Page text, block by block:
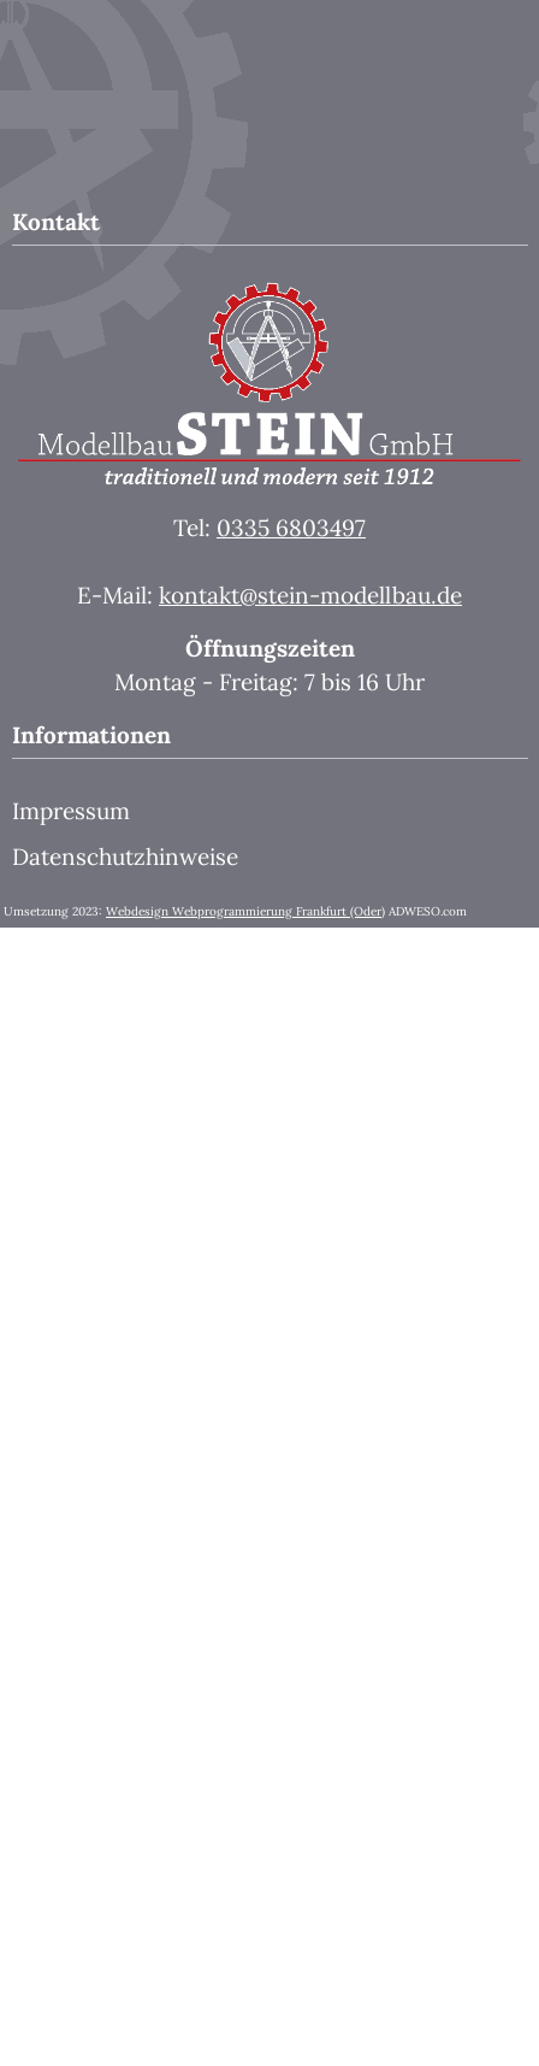
Kontakt
Tel: 0335 6803497
E-Mail: kontakt@stein-modellbau.de
Öffnungszeiten
Montag - Freitag: 7 bis 16 Uhr
Informationen
Impressum
Datenschutzhinweise
Umsetzung 2023: Webdesign Webprogrammierung Frankfurt (Oder) ADWESO.com